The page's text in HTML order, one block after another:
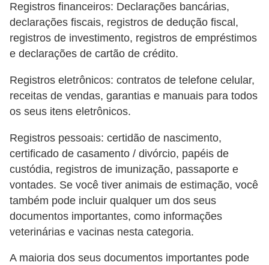
Registros financeiros: Declarações bancárias,
declarações fiscais, registros de dedução fiscal,
registros de investimento, registros de empréstimos
e declarações de cartão de crédito.
Registros eletrônicos: contratos de telefone celular,
receitas de vendas, garantias e manuais para todos
os seus itens eletrônicos.
Registros pessoais: certidão de nascimento,
certificado de casamento / divórcio, papéis de
custódia, registros de imunização, passaporte e
vontades. Se você tiver animais de estimação, você
também pode incluir qualquer um dos seus
documentos importantes, como informações
veterinárias e vacinas nesta categoria.
A maioria dos seus documentos importantes pode